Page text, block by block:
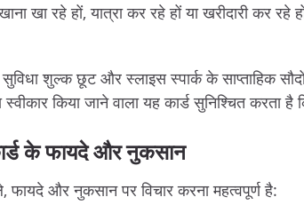
खा रहे हों, यात्रा कर रहे हों या खरीदारी कर
शुल्क छूट और स्लाइस स्पार्क के साप्ताहिक
स्वीकार किया जाने वाला यह कार्ड सुनिश्चित
के फायदे और नुकसान
फायदे और नुकसान पर विचार करना महत्वपूर्ण है: